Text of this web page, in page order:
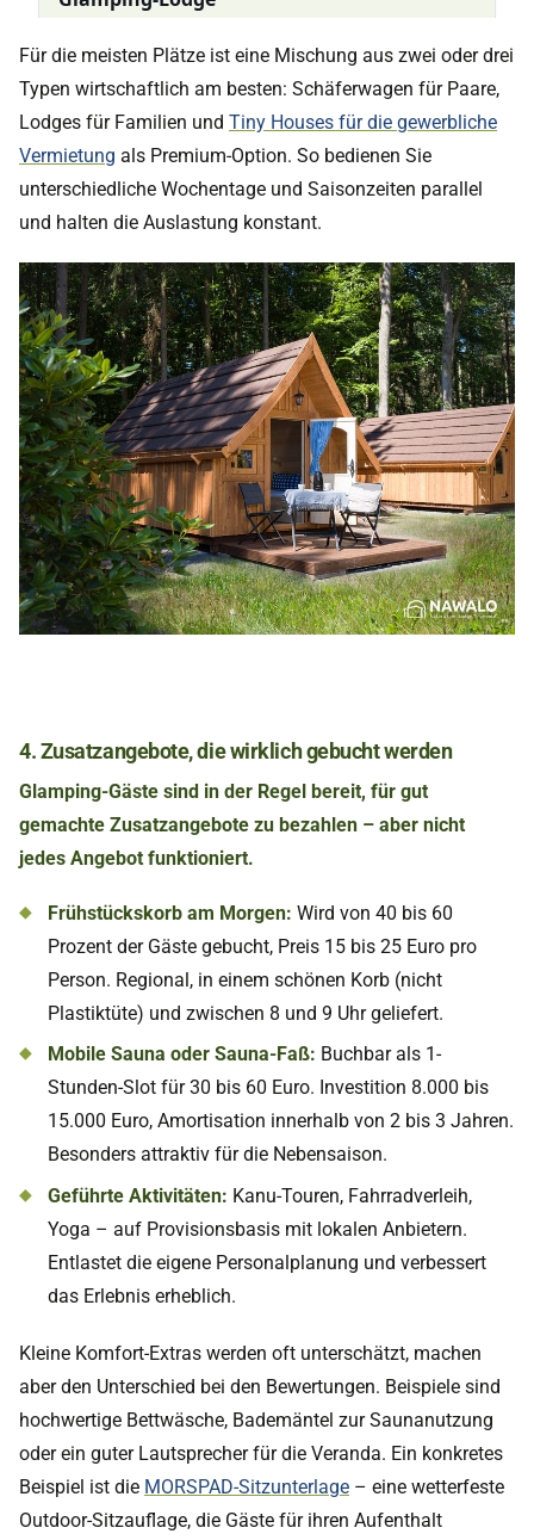
Für die meisten Plätze ist eine Mischung aus zwei oder drei
Typen wirtschaftlich am besten: Schäferwagen für Paare,
Lodges für Familien und Tiny Houses für die gewerbliche
Vermietung als Premium-Option. So bedienen Sie
unterschiedliche Wochentage und Saisonzeiten parallel
und halten die Auslastung konstant.
4. Zusatzangebote, die wirklich gebucht werden
Glamping-Gäste sind in der Regel bereit, für gut
gemachte Zusatzangebote zu bezahlen – aber nicht
jedes Angebot funktioniert.
Frühstückskorb am Morgen: Wird von 40 bis 60
Prozent der Gäste gebucht, Preis 15 bis 25 Euro pro
Person. Regional, in einem schönen Korb (nicht
Plastiktüte) und zwischen 8 und 9 Uhr geliefert.
Mobile Sauna oder Sauna-Faß: Buchbar als 1-
Stunden-Slot für 30 bis 60 Euro. Investition 8.000 bis
15.000 Euro, Amortisation innerhalb von 2 bis 3 Jahren.
Besonders attraktiv für die Nebensaison.
Geführte Aktivitäten: Kanu-Touren, Fahrradverleih,
Yoga – auf Provisionsbasis mit lokalen Anbietern.
Entlastet die eigene Personalplanung und verbessert
das Erlebnis erheblich.
Kleine Komfort-Extras werden oft unterschätzt, machen
aber den Unterschied bei den Bewertungen. Beispiele sind
hochwertige Bettwäsche, Bademäntel zur Saunanutzung
oder ein guter Lautsprecher für die Veranda. Ein konkretes
Beispiel ist die MORSPAD-Sitzunterlage – eine wetterfeste
Outdoor-Sitzauflage, die Gäste für ihren Aufenthalt